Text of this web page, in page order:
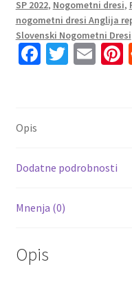
Kratek
Rokav
+
Kratke
SP 2022, Nogometni dresi,
nogometni dresi Anglija
Slovenski Nogometni Dresi
Fa
k
T E
Opis
Dodatne podrobnosti
Mnenja (0)
Opis